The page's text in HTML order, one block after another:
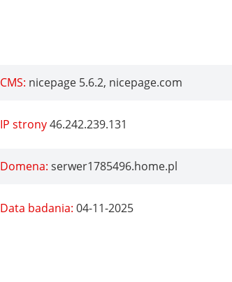
CMS: nicepage 5.6.2, nicepage.com
IP strony46.242.239.131
Domena: serwer1785496.home.pl
Data badania: 04-11-2025